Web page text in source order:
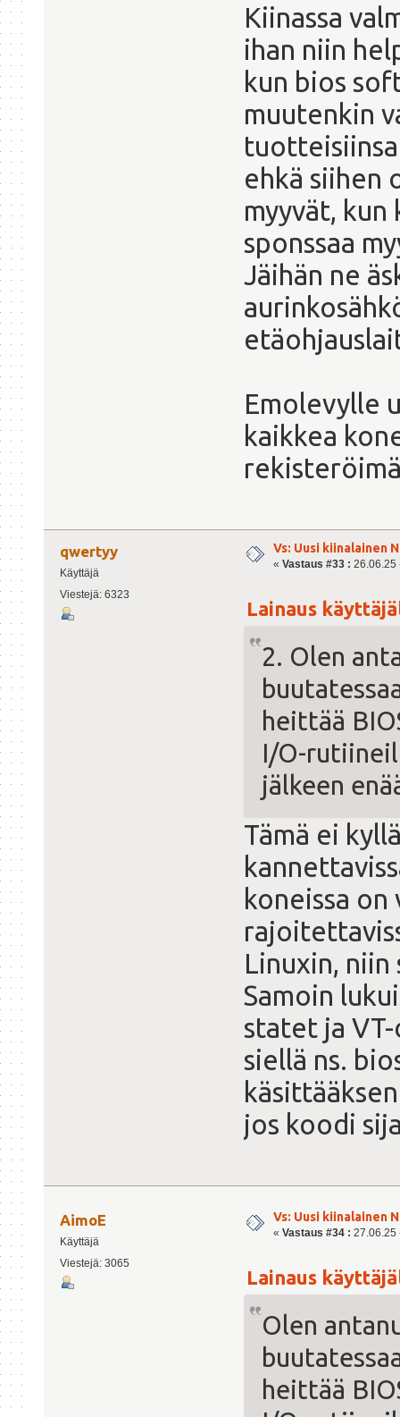
Kiinassa
ihan niin
kun bios
muutenkin
ehkä siihen
myyvät,
sponssaa
Jäihän ne
Emolevylle
kaikkea
qwertyy
Käyttäjä
Viestejä: 6323
Vs: Uusi kiinalainen
« Vastaus #33 : 26.06.25
Lainaus
2. Olen
heittää
I/O-
jälkeen
Tämä ei
koneissa on
Linuxin,
Samoin
statet ja
siellä ns.
jos koodi
AimoE
Käyttäjä
Viestejä: 3065
Vs: Uusi kiinalainen
« Vastaus #34 : 27.06.25
Lainaus
Olen
heittää